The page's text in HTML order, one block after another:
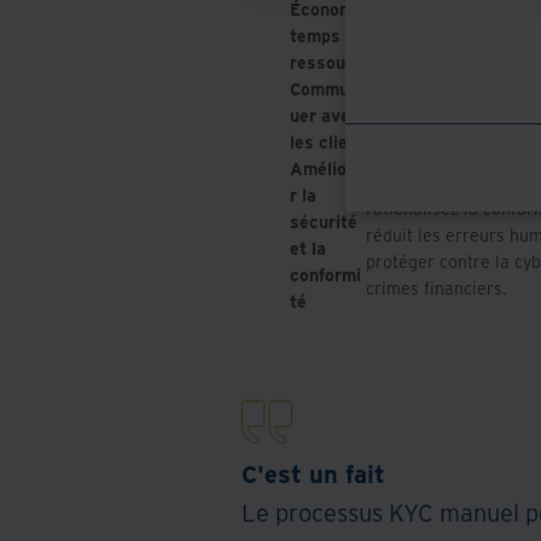
Économiser du
temps et des
ressources
:
Communiq
uer avec
les clients
: Bénéficiez d'une
Améliore
r la
sécurité
et la
conformi
té
: Bénéficiez d'une
rationalisez la
réduit les erreurs
protéger contre la
crimes financiers.
C'est un fait
Le processus KYC manuel